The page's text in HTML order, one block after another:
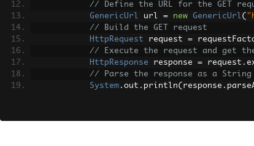
// Define the URL for the GET
GenericUrl url = new GenericUrl(
// Build the GET request
HttpRequest request =
// Execute the request and get
HttpResponse response = request .
// Parse the response as a
System . out . println( response .
            e
.printStackTrace();